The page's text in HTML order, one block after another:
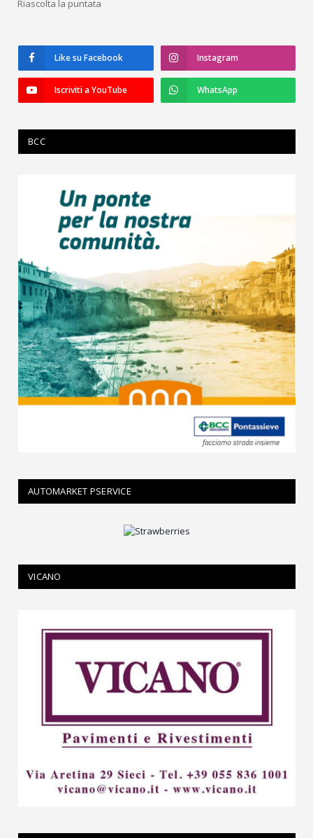
Riascolta la puntata
Like su Facebook Instagram
Iscriviti a YouTube WhatsApp
BCC
AUTOMARKET PSERVICE
VICANO